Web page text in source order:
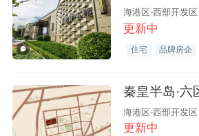
海港区-西部开发区
更新中
住宅 品牌房企
秦皇半岛·六
海港区-西部开发区
更新中